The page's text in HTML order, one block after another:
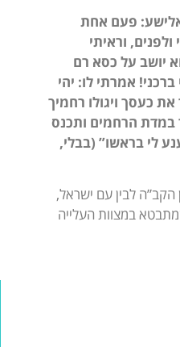
פעם אחת
וראיתי
יושב על כסא רם
אמרתי לו: יהי
כעסך ויגולו רחמיך
במדת הרחמים ותכנס
לי בראשו” (בבלי,
הקב”ה לבין עם ישראל,
במצוות העלייה